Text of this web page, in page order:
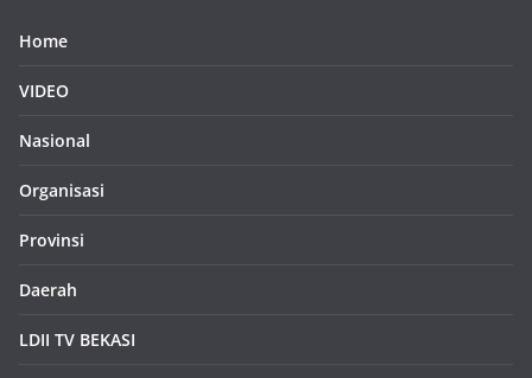
Home
VIDEO
Nasional
Organisasi
Provinsi
Daerah
LDII TV BEKASI